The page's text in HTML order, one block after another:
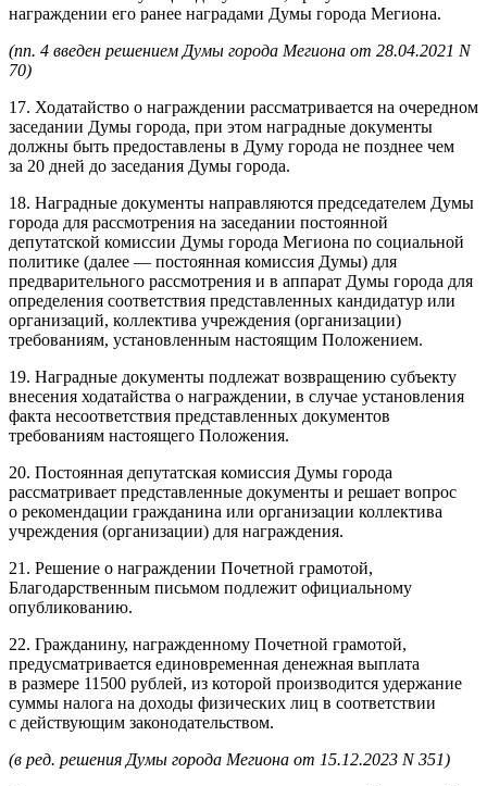
награждении его ранее наградами Думы города Мегиона.
(пп. 4 введен решением Думы города Мегиона от 28.04.2021 N
70)
17. Ходатайство о награждении рассматривается на очередном
заседании Думы города, при этом наградные документы
должны быть предоставлены в Думу города не позднее чем
за 20 дней до заседания Думы города.
18. Наградные документы направляются председателем Думы
города для рассмотрения на заседании постоянной
депутатской комиссии Думы города Мегиона по социальной
политике (далее — постоянная комиссия Думы) для
предварительного рассмотрения и в аппарат Думы города для
определения соответствия представленных кандидатур или
организаций, коллектива учреждения (организации)
требованиям, установленным настоящим Положением.
19. Наградные документы подлежат возвращению субъекту
внесения ходатайства о награждении, в случае установления
факта несоответствия представленных документов
требованиям настоящего Положения.
20. Постоянная депутатская комиссия Думы города
рассматривает представленные документы и решает вопрос
о рекомендации гражданина или организации коллектива
учреждения (организации) для награждения.
21. Решение о награждении Почетной грамотой,
Благодарственным письмом подлежит официальному
опубликованию.
22. Гражданину, награжденному Почетной грамотой,
предусматривается единовременная денежная выплата
в размере 11500 рублей, из которой производится удержание
суммы налога на доходы физических лиц в соответствии
с действующим законодательством.
(в ред. решения Думы города Мегиона от 15.12.2023 N 351)